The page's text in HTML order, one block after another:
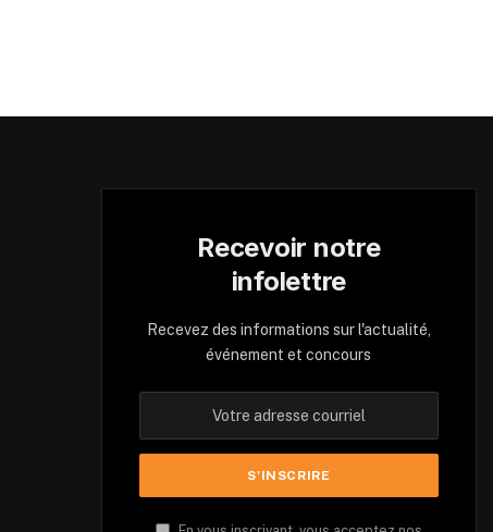
Recevoir notre
infolettre
Recevez des informations sur l'actualité,
événement et concours